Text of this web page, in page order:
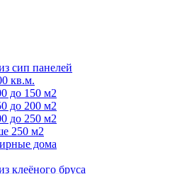
сип панелей
кв.м.
до 150 м2
до 200 м2
до 250 м2
250 м2
дома
клеёного бруса